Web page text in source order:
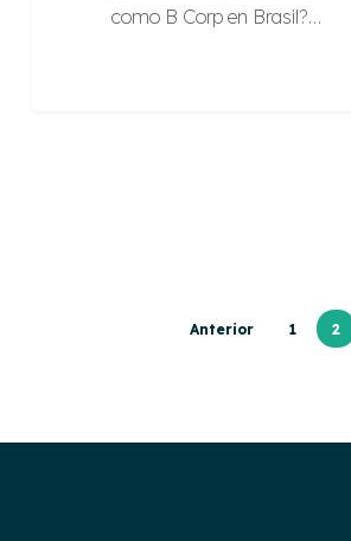
como B Corp en Brasil?…
Anterior 1 2